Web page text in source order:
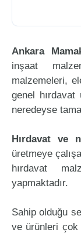
Ankara
inşaat
malzemeleri,
genel hırdavat
neredeyse
Hırdavat ve
üretmeye
hırdavat
yapmaktadır.
Sahip olduğu
ve ürünleri çok